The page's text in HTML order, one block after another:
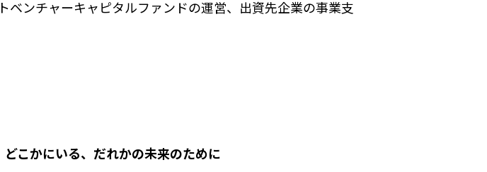
ベンチャーキャピタルファンドの運営、出資先企業の事業支
こかにいる、だれかの未来のために